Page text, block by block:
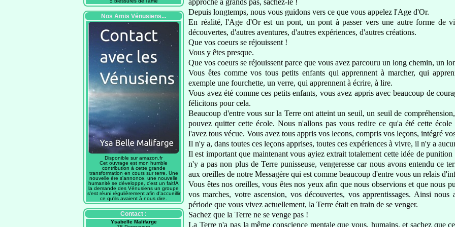
Nos Amis Vénusiens...
Disponible sur amazon.fr
Cet ouvrage est mon humble
contribution à cette grande
transformation en cours sur terre. Une
nouvelle ère s'annonce, une nouvelle
humanité se développe, c'est un fait!A
la demande des Vénusiens un groupe
s'est réuni régulièrement afin d'accueillir
ce qu'ils avaient à nous dire.
Contact :
Ysabelle Malifarge
approche à grands pas, sachez-le !
Depuis longtemps, nous vous guidons vers ce que vous appelez l'Age d'Or.
En réalité, l'Age d'Orest un pont, un pont à passervers une autre forme de
découvertes, d'autres aventures, d'autres expériences, d'autres créations.
Que vos coeurs se réjouissent !
Vous y êtes presque.
Que vos coeurs se réjouissent parce que vous avez parcouru un long chemin, un
Vous êtes comme vos tous petits enfants qui apprennent à marcher, qui
exemple une fourchette, un verre, qui apprennent à écrire, à lire.
Vous avez été comme ces petits enfants, vous avez appris avec beaucoup de
félicitons pour cela.
Beaucoup d'entre vous sur la Terre ont atteint un seuil, un seuil de compréhension
pouvez quitter cette école. Nous n'allons pas vous redire ce qu'a été cette
l'avez tous vécue. Vous avez tous appris vos lecons, compris vos leçons, intégré
Il n'y a, dans toutes ces leçons apprises, toutes ces expériences à vivre, il n'y a
Il est importantque maintenant vous ayiez extrait totalement cette idée de
n'y a pas non plus de Terre punisseuse, vengeresse car nous avons entendu ce
aux oreilles de notre Messagère qui est comme beaucoup d'entre vous un relais
Vous êtes nos oreilles, vous êtes nos yeuxafin que nous observions et que nous
vos marches, votre ascension, vos découvertes, vos apprentissages. Ainsi nous
période que vous vivez actuellement, la Terre était en train de se venger.
Sachez que la Terre ne se venge pas !
La Terre n'a pas la même conscience mentale que vous, humains, et sachez que